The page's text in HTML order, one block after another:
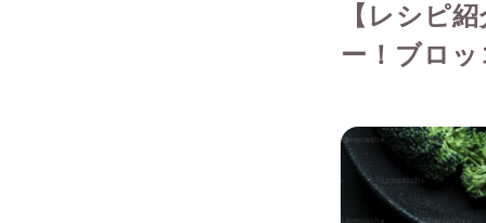
【レシピ
ー！ブロ